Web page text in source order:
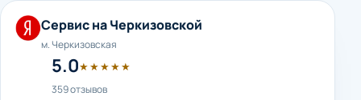
Сервис на Черкизовской
м. Черкизовская
5.0★★★★★
359 отзывов